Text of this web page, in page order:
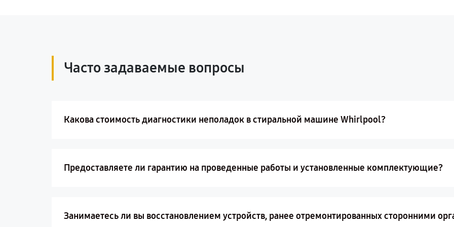
Часто задаваемые вопросы
Какова стоимость диагностики неполадок в стиральной машине Whirlpool?
Предоставляете ли гарантию на проведенные работы и установленные комплектующие?
Занимаетесь ли вы восстановлением устройств, ранее отремонтированных сторонними